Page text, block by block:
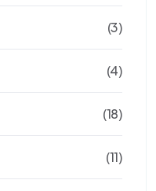
(3)
(4)
(18)
(11)